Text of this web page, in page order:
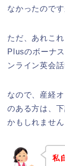
なかったのです
ただ、あれこ
Plusのボーナ
ンライン英会
なので、産経
のある方は、
かもしれません
私